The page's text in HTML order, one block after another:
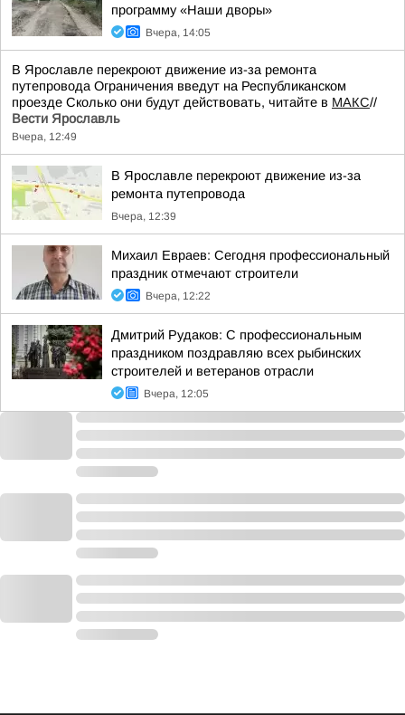
программу «Наши дворы»
Вчера, 14:05
В Ярославле перекроют движение из-за ремонта
путепровода Ограничения введут на Республиканском
проезде Сколько они будут действовать, читайте в МАКС//
Вести Ярославль
Вчера, 12:49
В Ярославле перекроют движение из-за
ремонта путепровода
Вчера, 12:39
Михаил Евраев: Сегодня профессиональный
праздник отмечают строители
Вчера, 12:22
Дмитрий Рудаков: С профессиональным
праздником поздравляю всех рыбинских
строителей и ветеранов отрасли
Вчера, 12:05